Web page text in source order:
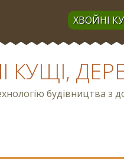
ХВОЙНІ
КУЩІ,
будівництва з